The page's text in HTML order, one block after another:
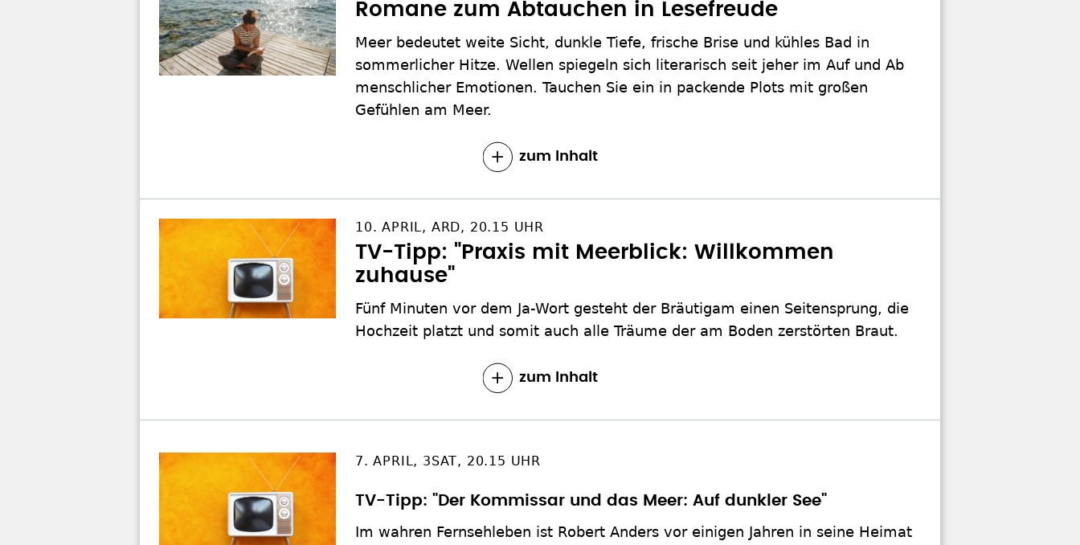
Romane zum Abtauchen in Lesefreude
Meer bedeutet weite Sicht, dunkle Tiefe, frische Brise und kühles Bad in
sommerlicher Hitze. Wellen spiegeln sich literarisch seit jeher im Auf und Ab
menschlicher Emotionen. Tauchen Sie ein in packende Plots mit großen
Gefühlen am Meer.
zum Inhalt
10. APRIL, ARD, 20.15 UHR
TV-Tipp: "Praxis mit Meerblick: Willkommen
zuhause"
Fünf Minuten vor dem Ja-Wort gesteht der Bräutigam einen Seitensprung, die
Hochzeit platzt und somit auch alle Träume der am Boden zerstörten Braut.
zum Inhalt
7. APRIL, 3SAT, 20.15 UHR
TV-Tipp: "Der Kommissar und das Meer: Auf dunkler See"
Im wahren Fernsehleben ist Robert Anders vor einigen Jahren in seine Heimat